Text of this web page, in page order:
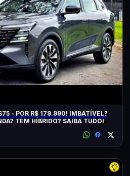
- POR R$ 179.990! IMBATÍVEL?
TEM HÍBRIDO? SAIBA TUDO!